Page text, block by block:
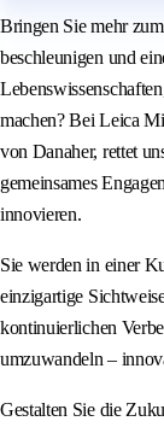
Bringen Sie mehr
beschleunigen und
machen? Bei Leica
von Danaher, rettet
gemeinsames
innovieren.
Sie werden in einer
einzigartige
kontinuierlichen
umzuwandeln –
Gestalten Sie die